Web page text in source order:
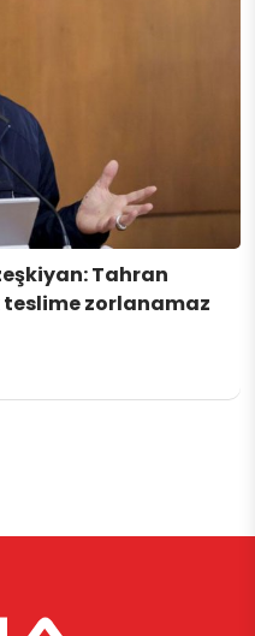
Tahran
zorlanamaz